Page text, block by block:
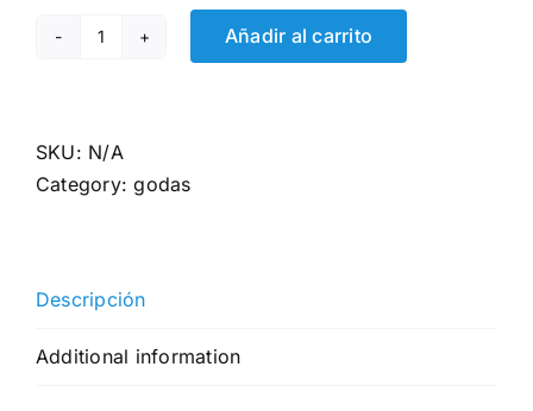
Escola
-
Nova
quantity
Añadir al carrito
SKU: N/A
Category:godas
Descripción
Additional information